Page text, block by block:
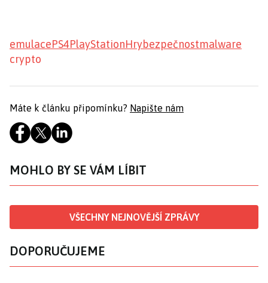
emulacePS4PlayStationHrybezpečnostmalware
crypto
Máte k článku připomínku? Napište nám
MOHLO BY SE VÁM LÍBIT
VŠECHNY NEJNOVĚJŠÍ ZPRÁVY
DOPORUČUJEME